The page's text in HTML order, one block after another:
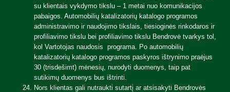
su klientais vykdymo tikslu – 1 metai nuo komunikacijos
pabaigos. Automobilių katalizatorių katalogo programos
administravimo ir naudojimo tikslais, tiesioginės rinkodaros ir
profiliavimo tikslu bei profiliavimo tikslu Bendrovė tvarkys tol,
kol Vartotojas naudosis programa. Po automobilių
katalizatorių katalogo programos paskyros ištrynimo praėjus
30 (trisdešimt) mėnesių, nurodyti duomenys, taip pat
sutikimų duomenys bus ištrinti.
Nors klientas gali nutraukti sutartį ar atsisakyti Bendrovės